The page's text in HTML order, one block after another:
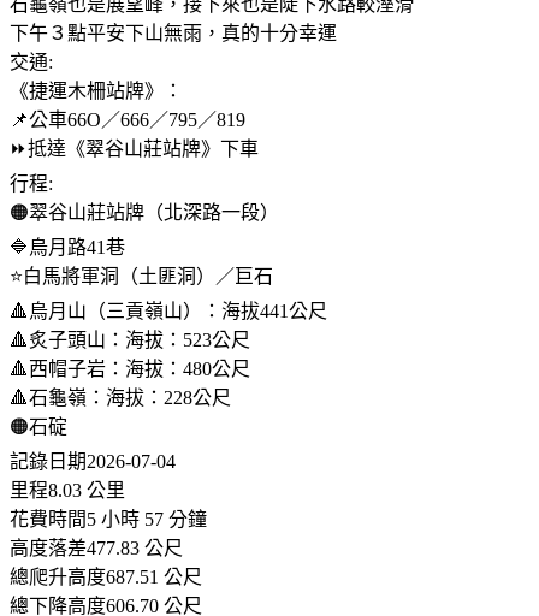
下午３點平安下山無雨，真的十分幸運
交通:
《捷運木柵站牌》：
📌公車66O／666／795／819
⏩️抵達《翠谷山莊站牌》下車
行程:
🟠翠谷山莊站牌（北深路一段）
🔷️烏月路41巷
⭐️白馬將軍洞（土匪洞）／巨石
🔺️烏月山（三貢嶺山）：海拔441公尺
🔺️炙子頭山：海拔：523公尺
🔺️西帽子岩：海拔：480公尺
🔺️石龜嶺：海拔：228公尺
🟠石碇
記錄日期2026-07-04
里程8.03 公里
花費時間5 小時 57 分鐘
高度落差477.83 公尺
總爬升高度687.51 公尺
總下降高度606.70 公尺